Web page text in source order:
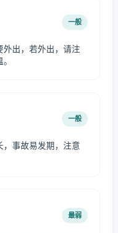
一般
外出，若外出，请注
一般
，事故易发期，注意
最弱